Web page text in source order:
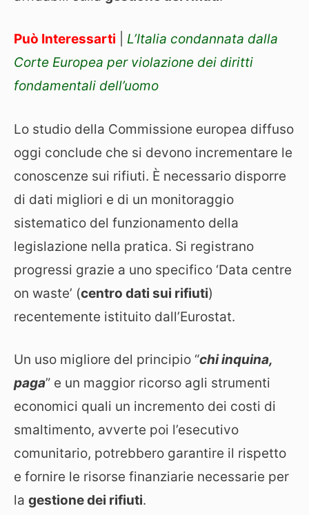
Può Interessarti
L’Italia condannata dalla
Corte Europea per violazione dei diritti
fondamentali dell’uomo
Lo studio della Commissione europea diffuso
oggi conclude che si devono incrementare le
conoscenze sui rifiuti. È necessario disporre
di dati migliori e di un monitoraggio
sistematico del funzionamento della
legislazione nella pratica. Si registrano
progressi grazie a uno specifico ‘Data centre
on waste’ (centro dati sui rifiuti)
recentemente istituito dall’Eurostat.
Un uso migliore del principio “chi inquina,
paga” e un maggior ricorso agli strumenti
economici quali un incremento dei costi di
smaltimento, avverte poi l’esecutivo
comunitario, potrebbero garantire il rispetto
e fornire le risorse finanziarie necessarie per
la gestione dei rifiuti.